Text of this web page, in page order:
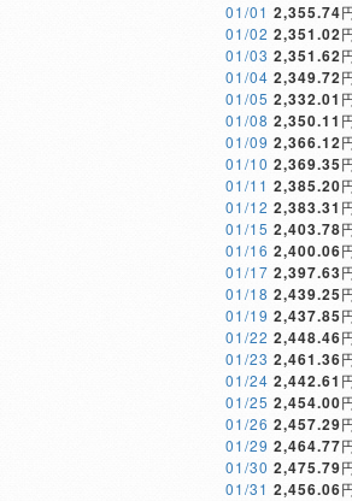
01/01 2,355.74
01/02 2,351.02
01/03 2,351.62
01/04 2,349.72
01/05 2,332.01
01/08 2,350.11
01/09 2,366.12
01/10 2,369.35
01/11 2,385.20
01/12 2,383.31
01/15 2,403.78
01/16 2,400.06
01/17 2,397.63
01/18 2,439.25
01/19 2,437.85
01/22 2,448.46
01/23 2,461.36
01/24 2,442.61
01/25 2,454.00
01/26 2,457.29
01/29 2,464.77
01/30 2,475.79
01/31 2,456.06